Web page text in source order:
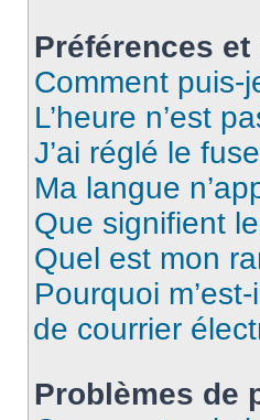
Préférences
Comment puis-
L’heure n’est
J’ai réglé le
Ma langue
Que signifient
Quel est mon
Pourquoi
de courrier
Problèmes de